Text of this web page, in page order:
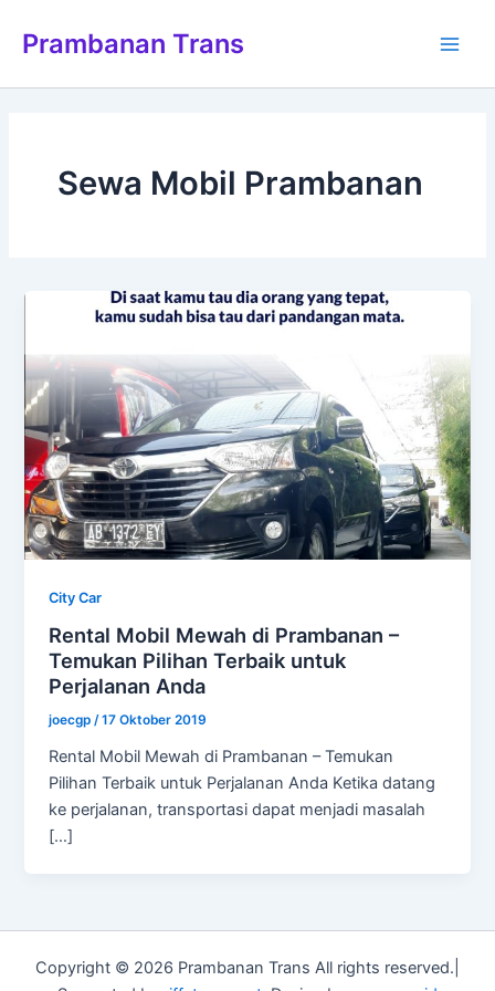
Prambanan Trans
Sewa Mobil Prambanan
City Car
Rental Mobil Mewah di Prambanan –
Temukan Pilihan Terbaik untuk
Perjalanan Anda
joecgp/17 Oktober 2019
Rental Mobil Mewah di Prambanan – Temukan
Pilihan Terbaik untuk Perjalanan Anda Ketika datang
ke perjalanan, transportasi dapat menjadi masalah
[…]
Copyright © 2026 Prambanan Trans All rights reserved.|